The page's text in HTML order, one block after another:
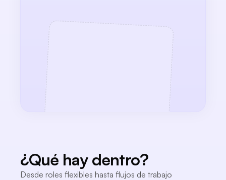
¿Qué hay dentro?
Desde roles flexibles hasta flujos de trabajo